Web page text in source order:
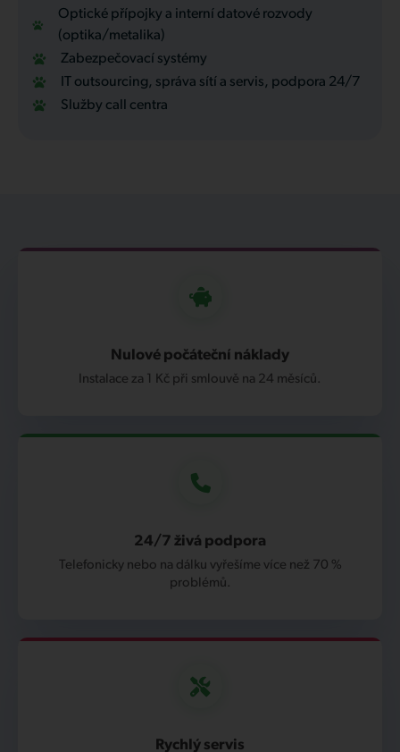
Optické přípojky a interní datové rozvody
(optika/metalika)
Zabezpečovací systémy
IT outsourcing, správa sítí a servis, podpora 24/7
Služby call centra
Nulové počáteční náklady
Instalace za 1 Kč při smlouvě na 24 měsíců.
24/7 živá podpora
Telefonicky nebo na dálku vyřešíme více než 70 %
problémů.
Rychlý servis